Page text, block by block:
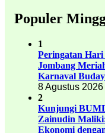
Populer
1
Peringatan Hari
Jombang
Karnaval
8 Agustus 2026
2
Kunjungi
Zainudin
Ekonomi